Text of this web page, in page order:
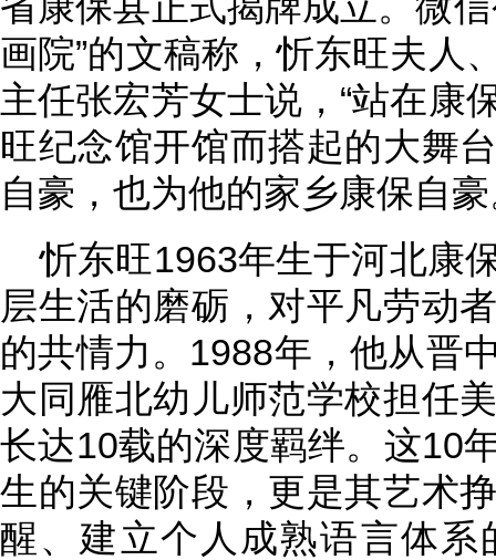
画院”的文稿称，忻东旺夫人
主任张宏芳女士说，“站在康
旺纪念馆开馆而搭起的大舞
自豪，也为他的家乡康保自豪
忻东旺1963年生于河北康
层生活的磨砺，对平凡劳动
的共情力。1988年，他从晋
大同雁北幼儿师范学校担任
长达10载的深度羁绊。这10
生的关键阶段，更是其艺术
醒、建立个人成熟语言体